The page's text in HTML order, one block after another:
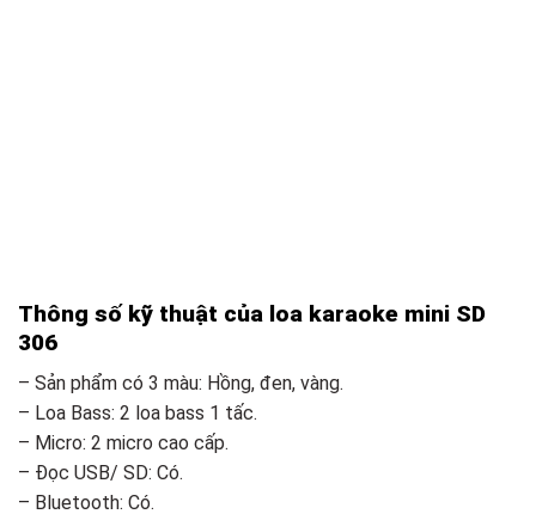
Thông số kỹ thuật của loa karaoke mini SD
306
– Sản phẩm có 3 màu: Hồng, đen, vàng.
– Loa Bass: 2 loa bass 1 tấc.
– Micro: 2 micro cao cấp.
– Đọc USB/ SD: Có.
– Bluetooth: Có.